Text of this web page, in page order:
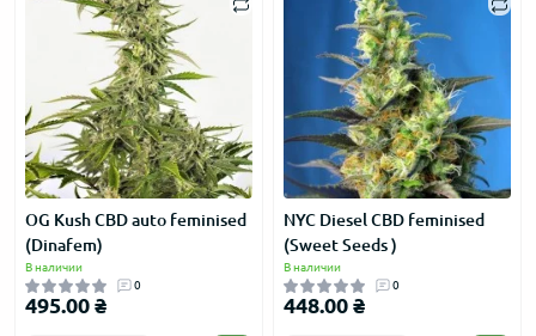
OG Kush CBD auto feminised
(Dinafem)
В наличии
0
495.00 ₴
NYC Diesel CBD feminised
(Sweet Seeds )
В наличии
0
448.00 ₴